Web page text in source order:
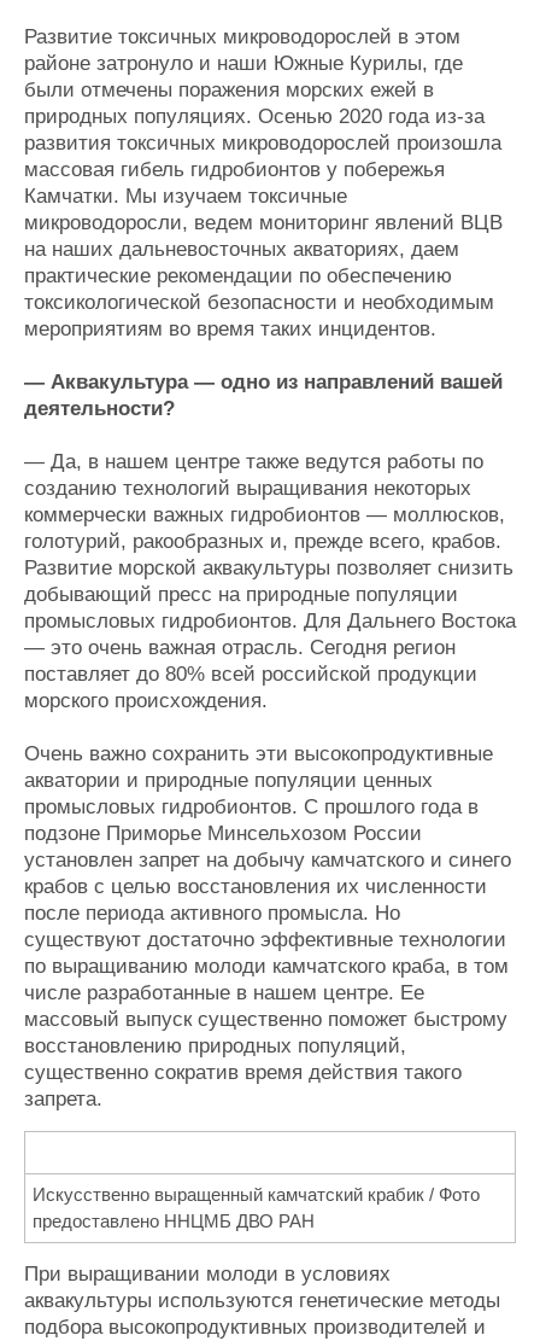
Развитие токсичных микроводорослей в этом
районе затронуло и наши Южные Курилы, где
были отмечены поражения морских ежей в
природных популяциях. Осенью 2020 года из-за
развития токсичных микроводорослей произошла
массовая гибель гидробионтов у побережья
Камчатки. Мы изучаем токсичные
микроводоросли, ведем мониторинг явлений ВЦВ
на наших дальневосточных акваториях, даем
практические рекомендации по обеспечению
токсикологической безопасности и необходимым
мероприятиям во время таких инцидентов.
— Аквакультура — одно из направлений вашей
деятельности?
— Да, в нашем центре также ведутся работы по
созданию технологий выращивания некоторых
коммерчески важных гидробионтов — моллюсков,
голотурий, ракообразных и, прежде всего, крабов.
Развитие морской аквакультуры позволяет снизить
добывающий пресс на природные популяции
промысловых гидробионтов. Для Дальнего Востока
— это очень важная отрасль. Сегодня регион
поставляет до 80% всей российской продукции
морского происхождения.
Очень важно сохранить эти высокопродуктивные
акватории и природные популяции ценных
промысловых гидробионтов. С прошлого года в
подзоне Приморье Минсельхозом России
установлен запрет на добычу камчатского и синего
крабов с целью восстановления их численности
после периода активного промысла. Но
существуют достаточно эффективные технологии
по выращиванию молоди камчатского краба, в том
числе разработанные в нашем центре. Ее
массовый выпуск существенно поможет быстрому
восстановлению природных популяций,
существенно сократив время действия такого
запрета.
Искусственно выращенный камчатский крабик / Фото
предоставлено ННЦМБ ДВО РАН
При выращивании молоди в условиях
аквакультуры используются генетические методы
подбора высокопродуктивных производителей и